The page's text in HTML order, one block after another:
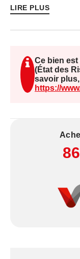
Espace de
performant
dresseuse, et
production de
Chiffre
CA actuel de
dynamique
Rentabilité
pro/vie perso
Accessibilité
LIRE PLUS
Ce bien
(État des
savoir
https://